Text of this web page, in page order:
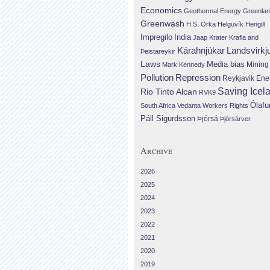
Economics Geothermal Energy
Greenwash H.S. Orka Helguvík Hengill
Impregilo India Jaap Krater Krafla and
Þeistareykir Kárahnjúkar
Laws Mark Kennedy Media bias Mining
Pollution Repression Reykjavik
Rio Tinto Alcan RVK9 Saving
South Africa Vedanta Workers Rights
Páll Sigurdsson Þjórsá Þjórsárver
Archive
2026
2025
2024
2023
2022
2021
2020
2019